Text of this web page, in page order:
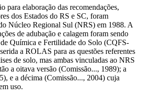
para elaboração das recomendações,
dos Estados do RS e SC, foram
Núcleo Regional Sul (NRS) em 1988. A
de adubação e calagem foram sendo
Química e Fertilidade do Solo (CQFS-
a ROLAS para as questões referentes
de solo, mas ambas vinculadas ao NRS
a oitava versão (Comissão..., 1989); a
e a décima (Comissão..., 2004) cuja
uso.